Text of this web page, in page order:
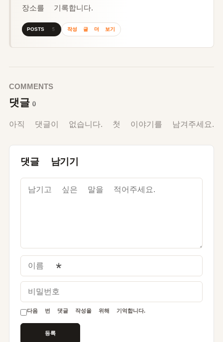
장소를 기록합니다.
POSTS 5 작성 글 더 보기
COMMENTS
댓글 0
아직 댓글이 없습니다. 첫 이야기를 남겨주세요.
댓글 남기기
이름
비밀번호
다음 번 댓글 작성을 위해 기억합니다.